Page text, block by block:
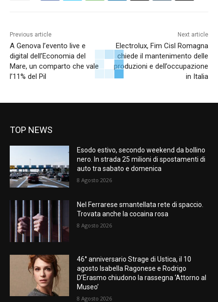
Previous article
A Genova l’evento live e
digital dell’Economia del
Mare, un comparto che vale
l’11% del Pil
Next article
Electrolux, Fim Cisl Romagna
chiede il mantenimento delle
produzioni e dell’occupazione
in Italia
TOP NEWS
Esodo estivo, secondo weekend da bollino
nero. In strada 25 milioni di spostamenti di
auto tra sabato e domenica
8 Agosto 2026
Nel Ferrarese smantellata rete di spaccio.
Trovata anche la cocaina rosa
8 Agosto 2026
46° anniversario Strage di Ustica, il 10
agosto Isabella Ragonese e Rodrigo
D’Erasmo chiudono la rassegna ‘Attorno al
Museo’
8 Agosto 2026